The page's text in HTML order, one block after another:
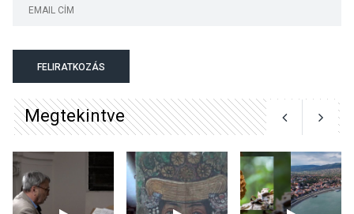
hagyomány – kiállítás
Surány Fesztivált
Mordái folk-rock koncert
lesz a pilismaróti Duna-
parton
FELIRATKOZÁS
Megtekintve